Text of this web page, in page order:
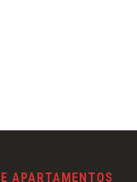
APARTAMENTOS